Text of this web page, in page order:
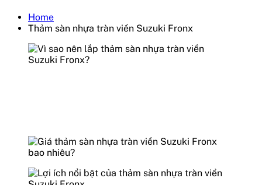
Home
Thảm sàn nhựa tràn viền Suzuki Fronx